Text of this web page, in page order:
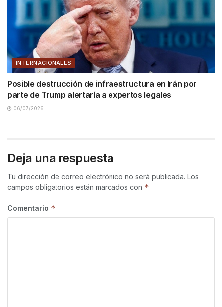
INTERNACIONALES
Posible destrucción de infraestructura en Irán por
parte de Trump alertaría a expertos legales
06/07/2026
Deja una respuesta
Tu dirección de correo electrónico no será publicada. Los
campos obligatorios están marcados con *
Comentario *